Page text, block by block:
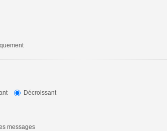
Décroissant
messages